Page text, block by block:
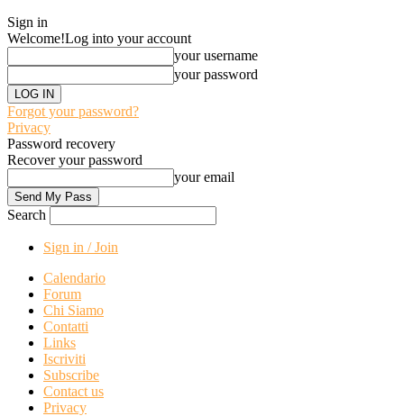
Sign in
Welcome!Log into your account
your username
your password
Forgot your password?
Privacy
Password recovery
Recover your password
your email
Search
Sign in / Join
Calendario
Forum
Chi Siamo
Contatti
Links
Iscriviti
Subscribe
Contact us
Privacy